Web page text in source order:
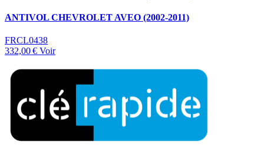
ANTIVOL CHEVROLET AVEO (2002-2011)
FRCL0438
332,00 € Voir